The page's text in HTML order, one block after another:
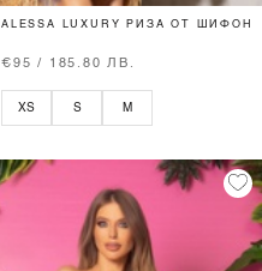
ALESSA LUXURY РИЗА ОТ ШИФОН
€95 / 185.80 ЛВ.
XS S M